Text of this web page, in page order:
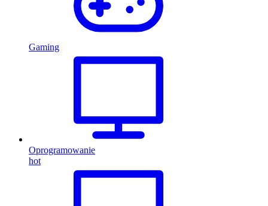
Gaming
Oprogramowanie
hot